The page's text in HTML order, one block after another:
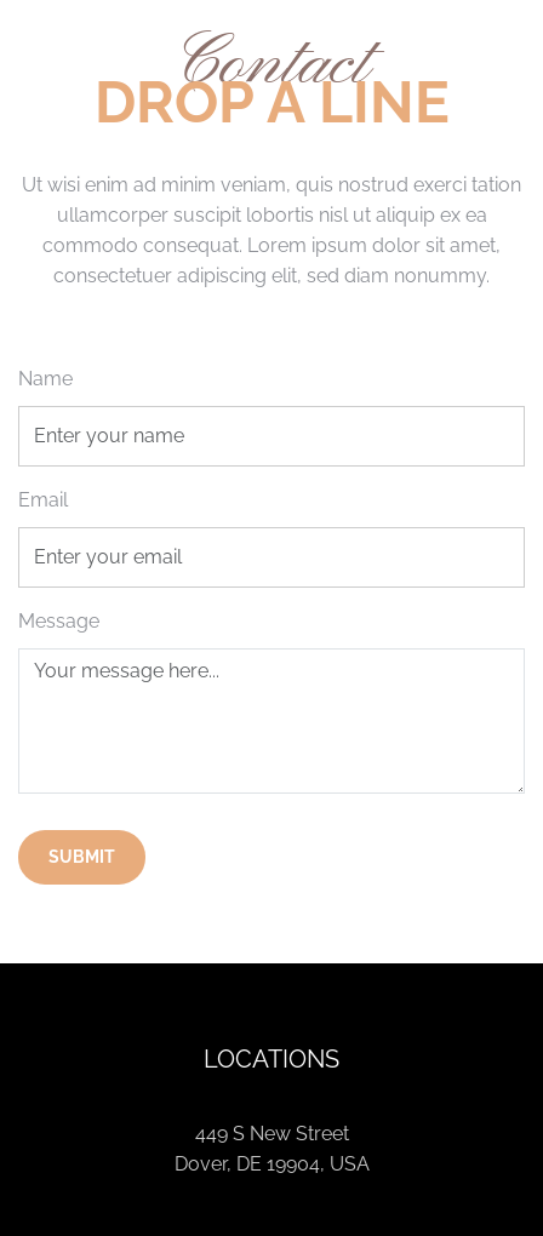
Contact
DROP A LINE
Ut wisi enim ad minim veniam, quis nostrud exerci tation
ullamcorper suscipit lobortis nisl ut aliquip ex ea
commodo consequat. Lorem ipsum dolor sit amet,
consectetuer adipiscing elit, sed diam nonummy.
Name
Email
Message
LOCATIONS
449 S New Street
Dover, DE 19904, USA